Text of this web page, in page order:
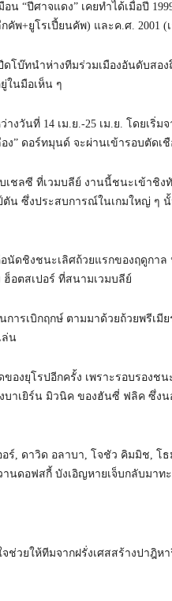
น “ปีศาจแดง” เคยทำได้เมื่อปี
คัพ+ยูโรเปี้ยนคัพ) และค.ศ. 2001
โบ๊ทนำห่างทีมร่วมเมืองอันดับสอ
ในมือเห็น ๆ
างวันที่ 14 เม.ย.-25 เม.ย. โดยเริ่
ง” ดอร์ทมุนด์ จะผ่านเข้ารอบตัดเ
เชลซี ที่เวมบลีย์ งานนี้ชนะเข้าชิ
น ซึ่งประสบการณ์ในเกมใหญ่ ๆ นั้
นัดชิงชนะเลิศถ้วยแรกของฤดูกา
ฮ็อตสเปอร์ ที่สนามเวมบลีย์
การเบิกฤกษ์ ตามมาด้วยถ้วยพรีเ
ล่น
งยุโรปอีกครั้ง เพราะรอบรองชน
บาเยิร์น มิวนิค ของฮันซี่ ฟลิค ซึ่ง
อร์, ดาวิด อลาบา, โจชัว คิมมิช,
านดอฟสกี้ บังเอิญหายเจ็บกลับมาท
ช่วยให้ทีมจากฝรั่งเศสสร้างปาฎิห